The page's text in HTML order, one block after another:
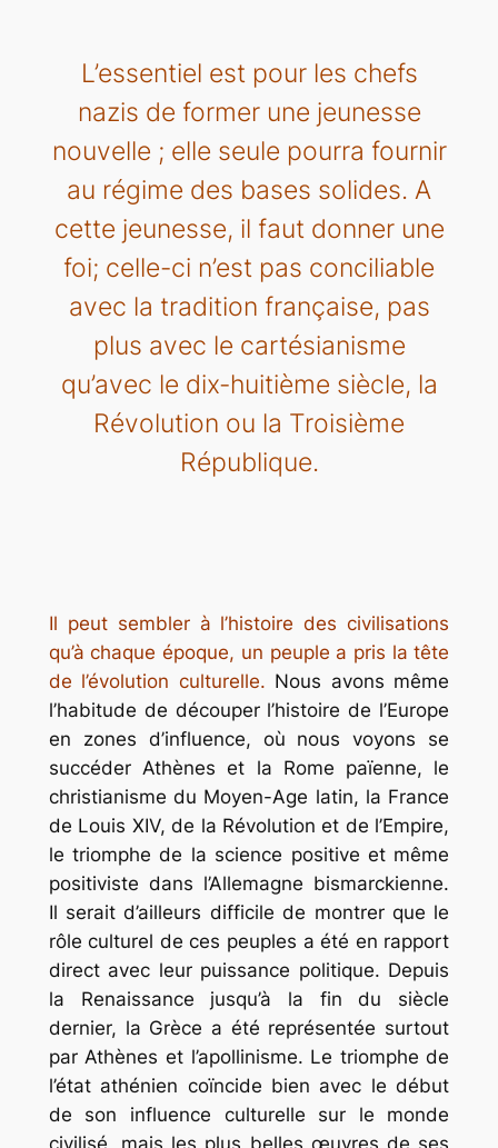
L’essentiel est pour les chefs
nazis de former une jeunesse
nouvelle ; elle seule pourra fournir
au régime des bases solides. A
cette jeunesse, il faut donner une
foi; celle-ci n’est pas conciliable
avec la tradition française, pas
plus avec le cartésianisme
qu’avec le dix-huitième siècle, la
Révolution ou la Troisième
République.
Il peut sembler à l’histoire des civilisations
qu’à chaque époque, un peuple a pris la tête
de l’évolution culturelle. Nous avons même
l’habitude de découper l’histoire de l’Europe
en zones d’influence, où nous voyons se
succéder Athènes et la Rome païenne, le
christianisme du Moyen-Age latin, la France
de Louis XIV, de la Révolution et de l’Empire,
le triomphe de la science positive et même
positiviste dans l’Allemagne bismarckienne.
Il serait d’ailleurs difficile de montrer que le
rôle culturel de ces peuples a été en rapport
direct avec leur puissance politique. Depuis
la Renaissance jusqu’à la fin du siècle
dernier, la Grèce a été représentée surtout
par Athènes et l’apollinisme. Le triomphe de
l’état athénien coïncide bien avec le début
de son influence culturelle sur le monde
civilisé, mais les plus belles œuvres de ses